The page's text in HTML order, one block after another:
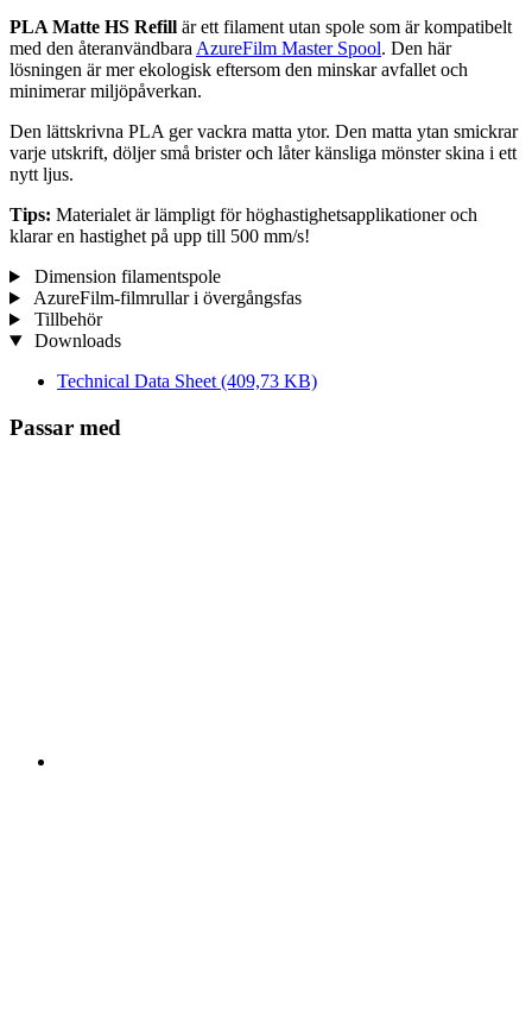
PLA Matte HS Refill är ett filament utan spole som är kompatibelt
med den återanvändbara AzureFilm Master Spool. Den här
lösningen är mer ekologisk eftersom den minskar avfallet och
minimerar miljöpåverkan.
Den lättskrivna PLA ger vackra matta ytor. Den matta ytan smickrar
varje utskrift, döljer små brister och låter känsliga mönster skina i ett
nytt ljus.
Tips: Materialet är lämpligt för höghastighetsapplikationer och
klarar en hastighet på upp till 500 mm/s!
Dimension filamentspole
AzureFilm-filmrullar i övergångsfas
Tillbehör
Downloads
Technical Data Sheet (409,73 KB)
Passar med